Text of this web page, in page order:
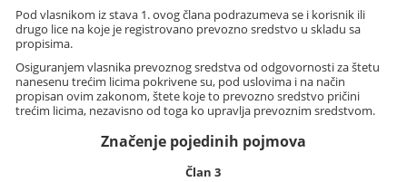
Pod vlasnikom iz stava 1. ovog člana podrazumeva se i korisnik ili
drugo lice na koje je registrovano prevozno sredstvo u skladu sa
propisima.
Osiguranjem vlasnika prevoznog sredstva od odgovornosti za štetu
nanesenu trećim licima pokrivene su, pod uslovima i na način
propisan ovim zakonom, štete koje to prevozno sredstvo pričini
trećim licima, nezavisno od toga ko upravlja prevoznim sredstvom.
Značenje pojedinih pojmova
Član 3